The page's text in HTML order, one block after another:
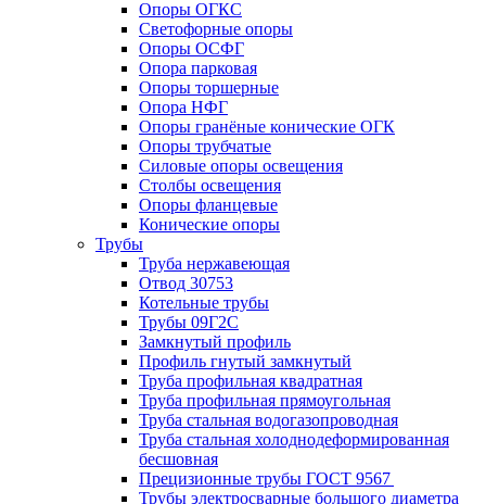
Опоры ОГКС
Светофорные опоры
Опоры ОСФГ
Опора парковая
Опоры торшерные
Опора НФГ
Опоры гранёные конические ОГК
Опоры трубчатые
Силовые опоры освещения
Столбы освещения
Опоры фланцевые
Конические опоры
Трубы
Труба нержавеющая
Отвод 30753
Котельные трубы
Трубы 09Г2С
Замкнутый профиль
Профиль гнутый замкнутый
Труба профильная квадратная
Труба профильная прямоугольная
Труба стальная водогазопроводная
Труба стальная холоднодеформированная
бесшовная
Прецизионные трубы ГОСТ 9567
Трубы электросварные большого диаметра